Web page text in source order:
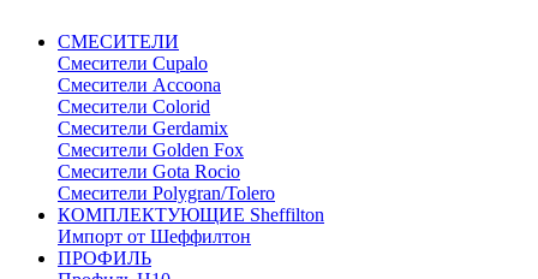
СМЕСИТЕЛИ
Cмесители Cupalo
Смесители Accoona
Смесители Colorid
Смесители Gerdamix
Смесители Golden Fox
Смесители Gota Rocio
Смесители Polygran/Tolero
КОМПЛЕКТУЮЩИЕ Sheffilton
Импорт от Шеффилтон
ПРОФИЛЬ